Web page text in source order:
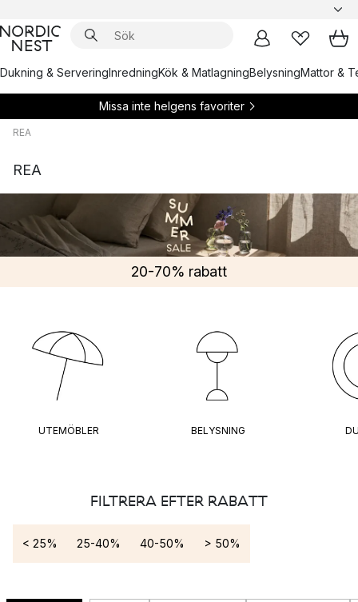
Dukning & ServeringInredningKök & MatlagningBelysningMattor &
Missa inte helgens favoriter
REA
REA
20-70% rabatt
UTEMÖBLER BELYSNING
FILTRERA EFTER RABATT
< 25% 25-40% 40-50% > 50%